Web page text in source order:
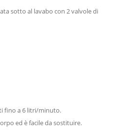
sotto al lavabo con 2 valvole di
fino a 6 litri/minuto.
ed è facile da sostituire.